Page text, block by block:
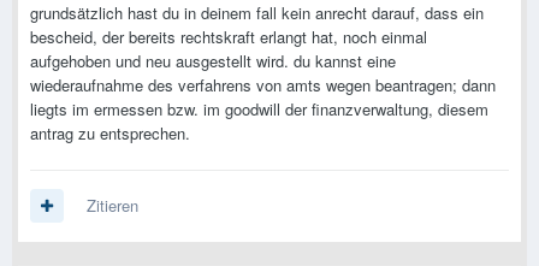
grundsätzlich hast du in deinem fall kein anrecht darauf, dass ein
bescheid, der bereits rechtskraft erlangt hat, noch einmal
aufgehoben und neu ausgestellt wird. du kannst eine
wiederaufnahme des verfahrens von amts wegen beantragen; dann
liegts im ermessen bzw. im goodwill der finanzverwaltung, diesem
antrag zu entsprechen.
Zitieren